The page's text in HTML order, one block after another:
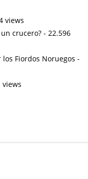
views
crucero? - 22.596
Fiordos Noruegos -
views